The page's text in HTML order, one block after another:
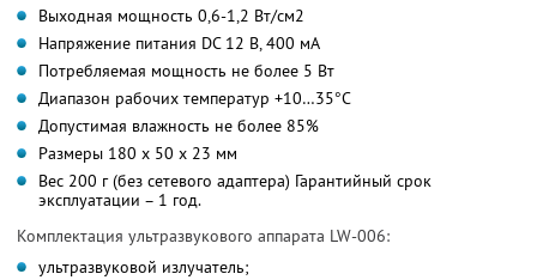
Выходная мощность 0,6-1,2 Вт/см2
Напряжение питания DC 12 В, 400 мА
Потребляемая мощность не более 5 Вт
Диапазон рабочих температур +10…35°C
Допустимая влажность не более 85%
Размеры 180 х 50 х 23 мм
Вес 200 г (без сетевого адаптера) Гарантийный срок
эксплуатации – 1 год.
Комплектация ультразвукового аппарата LW-006:
ультразвуковой излучатель;